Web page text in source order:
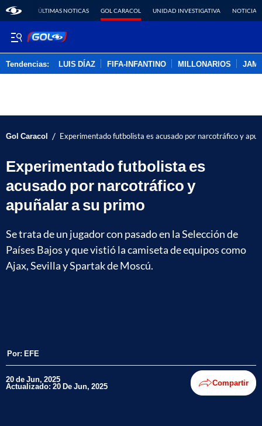
ÚLTIMAS NOTICAS GOL CARACOL UNIDAD INVESTIGATIVA NOTICIAS
Tendencias: LUIS DÍAZ FIFA-INFANTINO MILLONARIOS
Gol Caracol / Experimentado futbolista es acusado por narcotráfico y
Experimentado futbolista es
acusado por narcotráfico y
apuñalar a su primo
Se trata de un jugador con pasado en la Selección de
Países Bajos y que vistió la camiseta de equipos como
Ajax, Sevilla y Spartak de Moscú.
Por: EFE
20 de Jun, 2025
Actualizado: 20 De Jun, 2025 Compartir